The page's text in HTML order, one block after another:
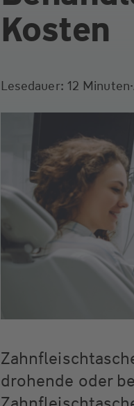
Kosten
Lesedauer: 12 Minuten·
drohende oder